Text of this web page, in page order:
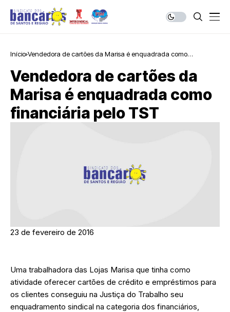
Início Vendedora de cartões da Marisa é enquadrada como
Vendedora de cartões da
Marisa é enquadrada como
financiária pelo TST
23 de fevereiro de 2016
Uma trabalhadora das Lojas Marisa que tinha como
atividade oferecer cartões de crédito e empréstimos para
os clientes conseguiu na Justiça do Trabalho seu
enquadramento sindical na categoria dos financiários,